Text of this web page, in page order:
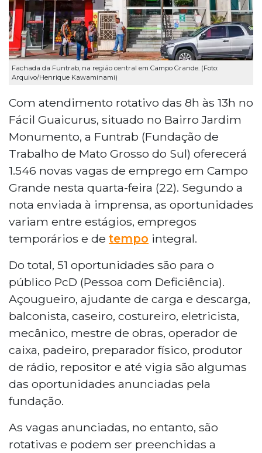
Fachada da Funtrab, na região central em Campo Grande. (Foto:
Arquivo/Henrique Kawaminami)
Com atendimento rotativo das 8h às 13h no
Fácil Guaicurus, situado no Bairro Jardim
Monumento, a Funtrab (Fundação de
Trabalho de Mato Grosso do Sul) oferecerá
1.546 novas vagas de emprego em Campo
Grande nesta quarta-feira (22). Segundo a
nota enviada à imprensa, as oportunidades
variam entre estágios, empregos
temporários e de tempo integral.
Do total, 51 oportunidades são para o
público PcD (Pessoa com Deficiência).
Açougueiro, ajudante de carga e descarga,
balconista, caseiro, costureiro, eletricista,
mecânico, mestre de obras, operador de
caixa, padeiro, preparador físico, produtor
de rádio, repositor e até vigia são algumas
das oportunidades anunciadas pela
fundação.
As vagas anunciadas, no entanto, são
rotativas e podem ser preenchidas a